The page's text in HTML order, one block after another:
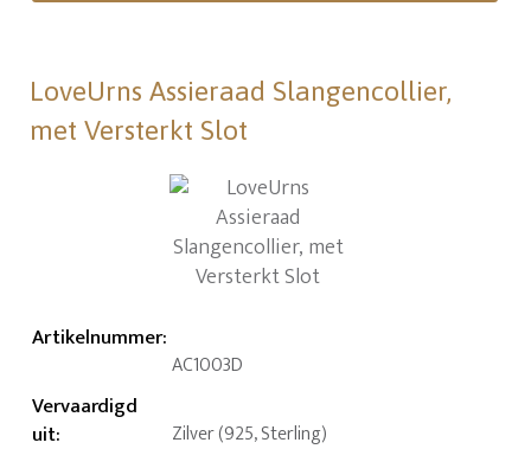
LoveUrns Assieraad Slangencollier,
met Versterkt Slot
Artikelnummer:
AC1003D
Vervaardigd
uit: Zilver (925, Sterling)